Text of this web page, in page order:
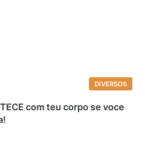
DIVERSOS
com teu corpo se voce